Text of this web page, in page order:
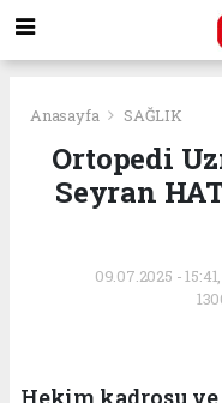
Anasayfa SAĞLIK
Ortopedi
Seyran
09.07.2025 -
Hekim kadrosu